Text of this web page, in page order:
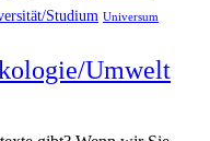
Studium Universum
Umwelt